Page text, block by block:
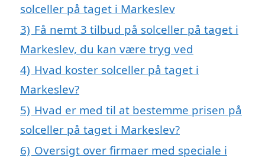
solceller på taget i Markeslev
3) Få nemt 3 tilbud på solceller på taget i
Markeslev, du kan være tryg ved
4) Hvad koster solceller på taget i
Markeslev?
5) Hvad er med til at bestemme prisen på
solceller på taget i Markeslev?
6) Oversigt over firmaer med speciale i